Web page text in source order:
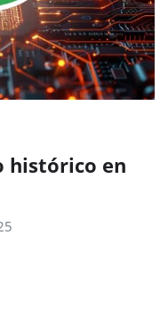
histórico en